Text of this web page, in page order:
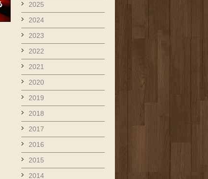
2025
2024
2023
2022
2021
2020
2019
2018
2017
2016
2015
2014